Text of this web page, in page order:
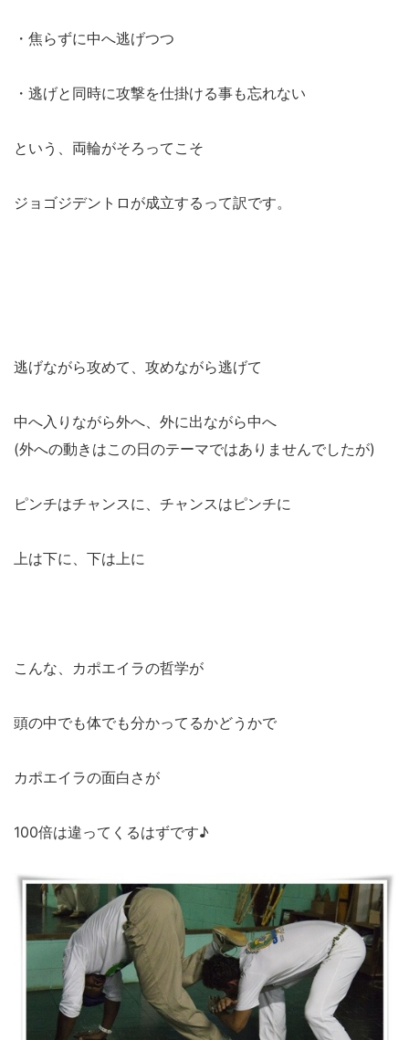
・焦らずに中へ逃げつつ
・逃げと同時に攻撃を仕掛ける事も忘れない
という、両輪がそろってこそ
ジョゴジデントロが成立するって訳です。
逃げながら攻めて、攻めながら逃げて
中へ入りながら外へ、外に出ながら中へ
(外への動きはこの日のテーマではありませんでしたが)
ピンチはチャンスに、チャンスはピンチに
上は下に、下は上に
こんな、カポエイラの哲学が
頭の中でも体でも分かってるかどうかで
カポエイラの面白さが
100倍は違ってくるはずです♪